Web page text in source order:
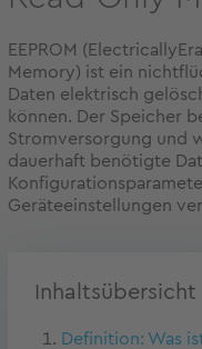
EEPROM
Memory) ist ein
Daten elektrisch
können. Der Speicher
Stromversorgung und
dauerhaft benötigte
Geräteeinstellungen
Inhaltsübersicht
Definition: Was